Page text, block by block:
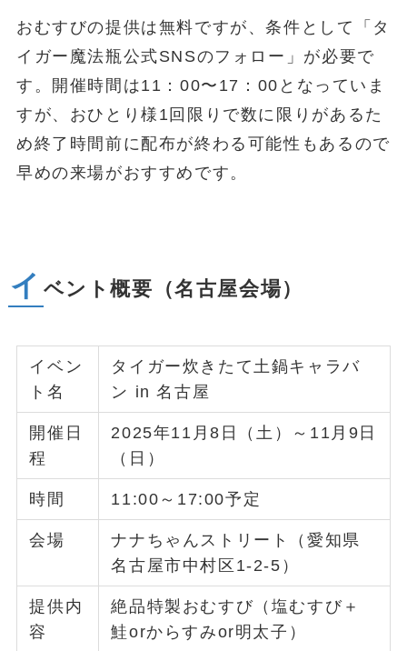
おむすびの提供は無料ですが、条件として「タ
イガー魔法瓶公式SNSのフォロー」が必要で
す。開催時間は11：00〜17：00となっていま
すが、おひとり様1回限りで数に限りがあるた
め終了時間前に配布が終わる可能性もあるので
早めの来場がおすすめです。
イ ベント概要（名古屋会場）
イベン
ト名
タイガー炊きたて土鍋キャラバ
ン in 名古屋
開催日
程
2025年11月8日（土）～11月9日
（日）
時間 11:00～17:00予定
会場
ナナちゃんストリート（愛知県
名古屋市中村区1-2-5）
提供内
容
絶品特製おむすび（塩むすび＋
鮭orからすみor明太子）